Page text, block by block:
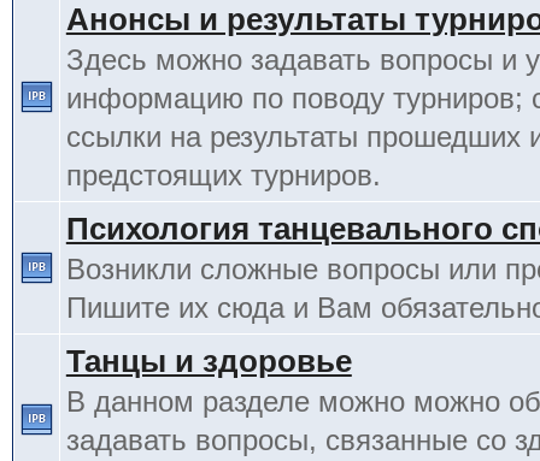
Анонсы и результаты
Здесь можно задавать вопросы и
информацию по поводу турниров;
ссылки на результаты прошедших
предстоящих турниров.
Психология танцевального
Возникли сложные вопросы или
Пишите их сюда и Вам
Танцы и здоровье
В данном разделе можно можно
задавать вопросы, связанные со